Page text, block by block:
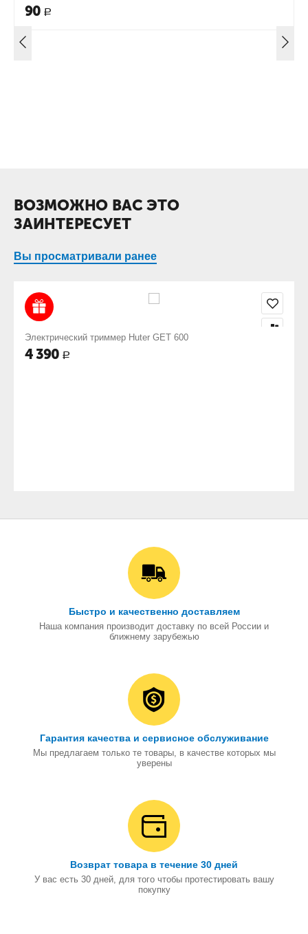
90 Р
ВОЗМОЖНО ВАС ЭТО
ЗАИНТЕРЕСУЕТ
Вы просматривали ранее
Электрический триммер Huter GET 600
4 390 Р
Быстро и качественно доставляем
Наша компания производит доставку по всей России и
ближнему зарубежью
Гарантия качества и сервисное обслуживание
Мы предлагаем только те товары, в качестве которых мы
уверены
Возврат товара в течение 30 дней
У вас есть 30 дней, для того чтобы протестировать вашу
покупку